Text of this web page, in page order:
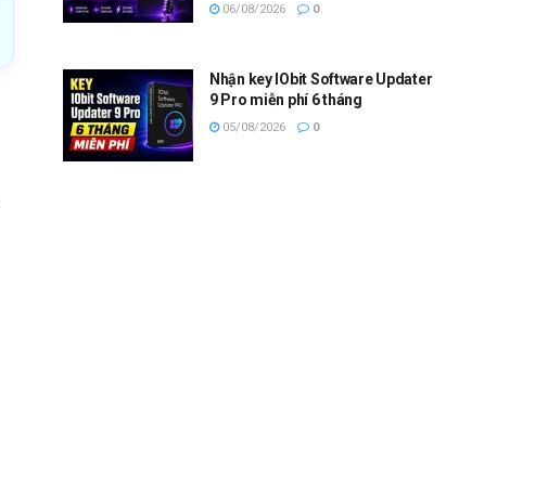
06/08/2026 0
Nhận key IObit Software Updater
9 Pro miễn phí 6 tháng
05/08/2026 0